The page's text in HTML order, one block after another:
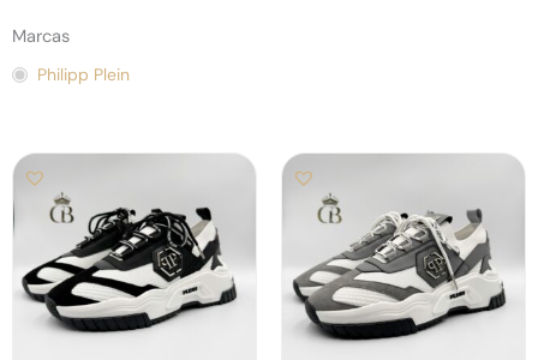
Marcas
Philipp Plein
tiene
múltiples
variantes.
Las
opciones
tiene
múltiples
variantes.
Las
opciones